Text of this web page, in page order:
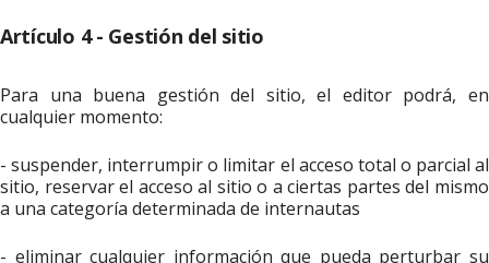
Artículo 4 - Gestión del sitio
Para una buena gestión del sitio, el editor podrá, en
cualquier momento:
- suspender, interrumpir o limitar el acceso total o parcial al
sitio, reservar el acceso al sitio o a ciertas partes del mismo
a una categoría determinada de internautas
- eliminar cualquier información que pueda perturbar su